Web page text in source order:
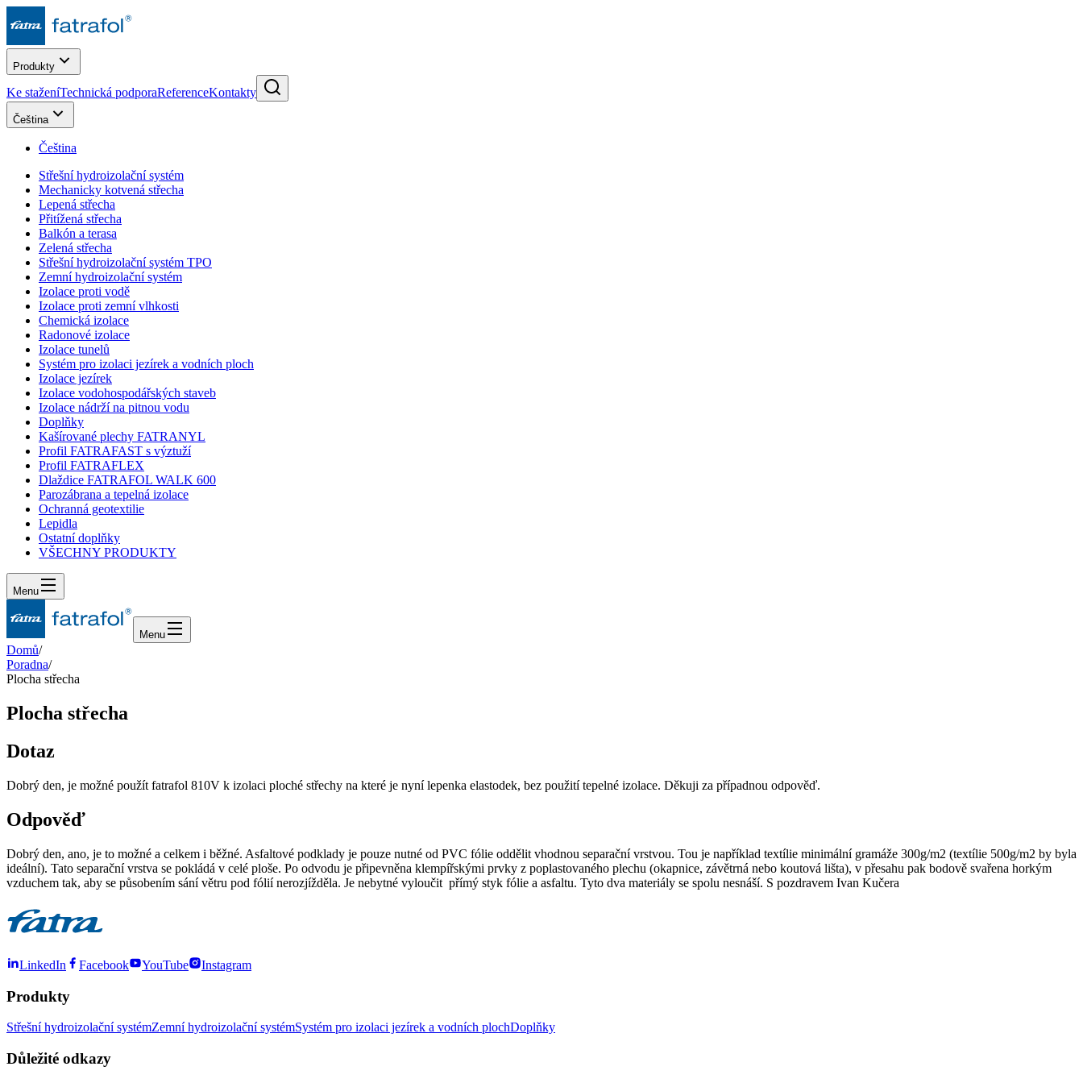
Produkty
Ke staženíTechnická podporaReferenceKontakty
Čeština
Čeština
Střešní hydroizolační systém
Mechanicky kotvená střecha
Lepená střecha
Přitížená střecha
Balkón a terasa
Zelená střecha
Střešní hydroizolační systém TPO
Zemní hydroizolační systém
Izolace proti vodě
Izolace proti zemní vlhkosti
Chemická izolace
Radonové izolace
Izolace tunelů
Systém pro izolaci jezírek a vodních ploch
Izolace jezírek
Izolace vodohospodářských staveb
Izolace nádrží na pitnou vodu
Doplňky
Kašírované plechy FATRANYL
Profil FATRAFAST s výztuží
Profil FATRAFLEX
Dlaždice FATRAFOL WALK 600
Parozábrana a tepelná izolace
Ochranná geotextilie
Lepidla
Ostatní doplňky
VŠECHNY PRODUKTY
Menu
Menu
Domů/
Poradna/
Plocha střecha
Plocha střecha
Dotaz
Dobrý den, je možné použít fatrafol 810V k izolaci ploché střechy na které je nyní lepenka elastodek, bez použití tepelné izolace. Děkuji za případnou odpověď.
Odpověď
Dobrý den, ano, je to možné a celkem i běžné. Asfaltové podklady je pouze nutné od PVC fólie oddělit vhodnou separační vrstvou. Tou je například textílie minimální gramáže 300g/m2 (textílie 500g/m2 by byla
ideální). Tato separační vrstva se pokládá v celé ploše. Po odvodu je připevněna klempířskými prvky z poplastovaného plechu (okapnice, závětrná nebo koutová lišta), v přesahu pak bodově svařena horkým
vzduchem tak, aby se působením sání větru pod fólií nerozjížděla. Je nebytné vyloučit přímý styk fólie a asfaltu. Tyto dva materiály se spolu nesnáší. S pozdravem Ivan Kučera
LinkedIn Facebook YouTube Instagram
Produkty
Střešní hydroizolační systémZemní hydroizolační systémSystém pro izolaci jezírek a vodních plochDoplňky
Důležité odkazy